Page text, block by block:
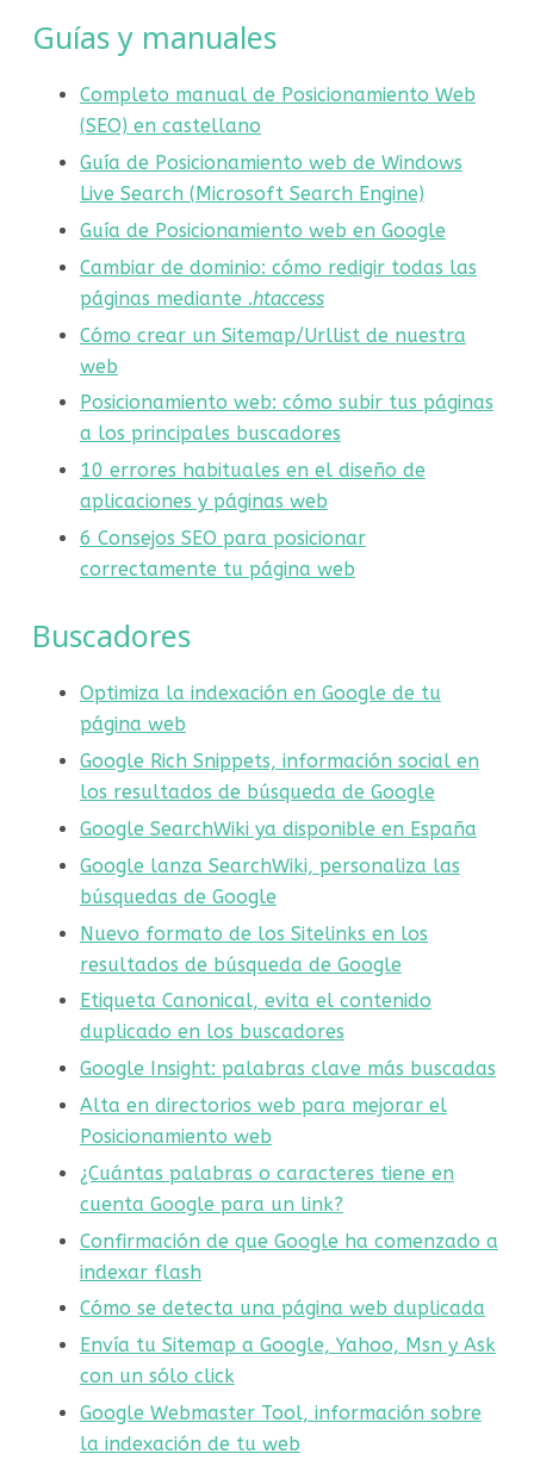
Guías y manuales
Completo manual de Posicionamiento Web
(SEO) en castellano
Guía de Posicionamiento web de Windows
Live Search (Microsoft Search Engine)
Guía de Posicionamiento web en Google
Cambiar de dominio: cómo redigir todas las
páginas mediante .htaccess
Cómo crear un Sitemap/Urllist de nuestra
web
Posicionamiento web: cómo subir tus páginas
a los principales buscadores
10 errores habituales en el diseño de
aplicaciones y páginas web
6 Consejos SEO para posicionar
correctamente tu página web
Buscadores
Optimiza la indexación en Google de tu
página web
Google Rich Snippets, información social en
los resultados de búsqueda de Google
Google SearchWiki ya disponible en España
Google lanza SearchWiki, personaliza las
búsquedas de Google
Nuevo formato de los Sitelinks en los
resultados de búsqueda de Google
Etiqueta Canonical, evita el contenido
duplicado en los buscadores
Google Insight: palabras clave más buscadas
Alta en directorios web para mejorar el
Posicionamiento web
¿Cuántas palabras o caracteres tiene en
cuenta Google para un link?
Confirmación de que Google ha comenzado a
indexar flash
Cómo se detecta una página web duplicada
Envía tu Sitemap a Google, Yahoo, Msn y Ask
con un sólo click
Google Webmaster Tool, información sobre
la indexación de tu web